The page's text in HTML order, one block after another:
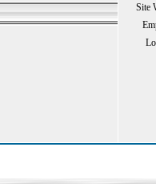
Site